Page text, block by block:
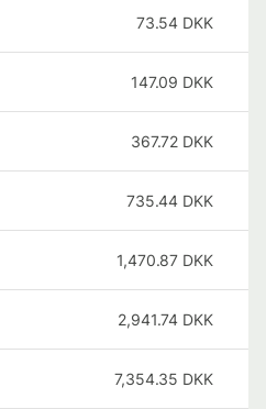
73.54 DKK
147.09 DKK
367.72 DKK
735.44 DKK
1,470.87 DKK
2,941.74 DKK
7,354.35 DKK